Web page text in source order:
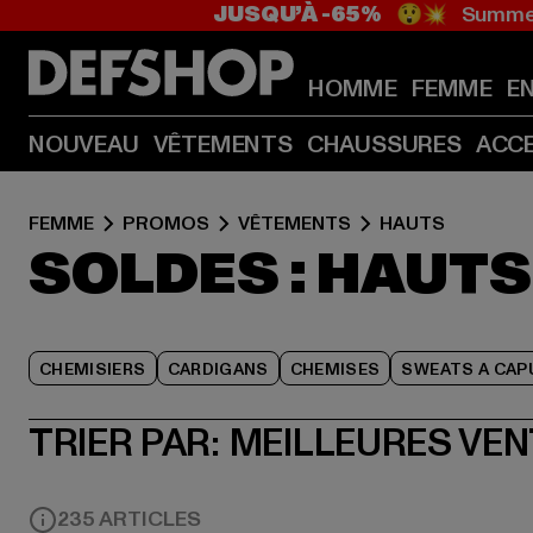
JUSQU’À -65% 😲💥
HOMME FEMME
NOUVEAU VÊTEMENTS CHAUSSURES
FEMME PROMOS VÊTEMENTS HAUTS
SOLDES :
CHEMISIERS CARDIGANS CHEMISES SWEATS A
TRIER PAR: MEILLEURES
235 ARTICLES